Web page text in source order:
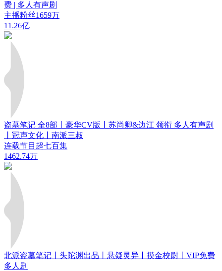
费 | 多人有声剧
主播粉丝1659万
11.26亿
盗墓笔记 全8部丨豪华CV版丨苏尚卿&边江 领衔 多人有声剧
丨冠声文化丨南派三叔
连载节目超七百集
1462.74万
北派盗墓笔记丨头陀渊出品丨悬疑灵异丨摸金校尉丨VIP免费
多人剧